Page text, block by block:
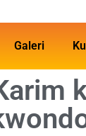
Galeri